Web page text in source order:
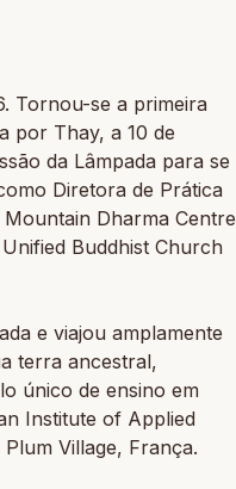
Tornou-se a primeira
por Thay, a 10 de
da Lâmpada para se
Diretora de Prática
Dharma Centre
Buddhist Church
e viajou amplamente
terra ancestral,
único de ensino em
Institute of Applied
Village, França.